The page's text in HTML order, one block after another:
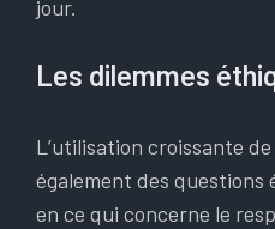
jour.
Les dilemmes
L’utilisation croissante
également des
en ce qui concerne le